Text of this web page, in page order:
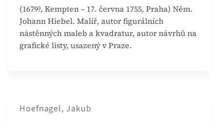
(1679?, Kempten – 17. června 1755, Praha) Něm.
Johann Hiebel. Malíř, autor figurálních
nástěnných maleb a kvadratur, autor návrhů na
grafické listy, usazený v Praze.
Hoefnagel, Jakub